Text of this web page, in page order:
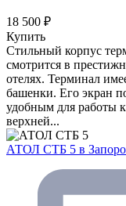
18 500 ₽
Купить
Стильный корпус
смотрится в
отелях. Терминал
башенки. Его экран
удобным для работы
верхней...
АТОЛ СТБ 5 в